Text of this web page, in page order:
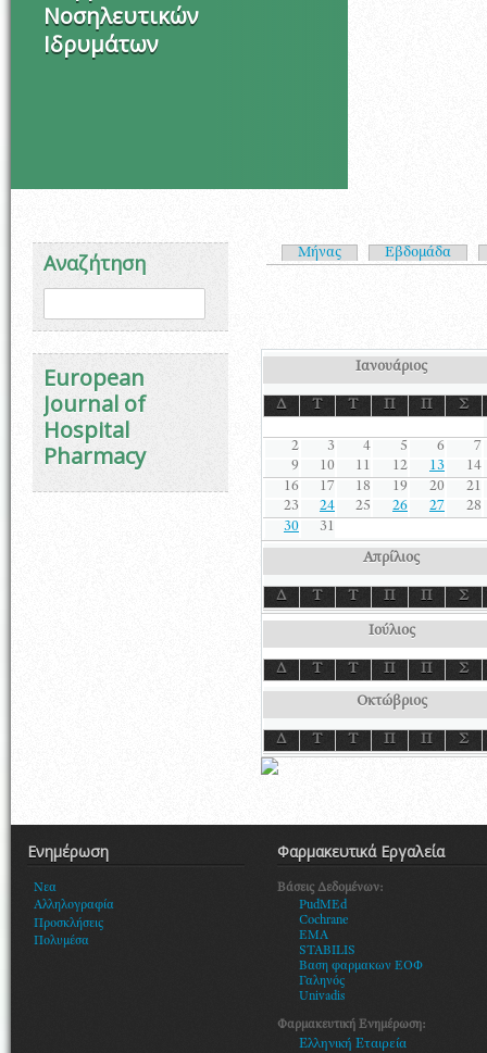
Νοσηλευτικών
Ιδρυμάτων
Αναζήτηση
Φόρμα αναζήτησης
European
Journal of
Hospital
Pharmacy
Πρωτεύουσες
Μήνας Εβδομάδα
Ιανουάριος
Δ Τ Τ Π Π Σ
2 3 4 5 6
7
9
10 11 12 13
14
16
17 18 19 20
21
23
24 25 26 27
28
30
31
Απρίλιος
Δ Τ Τ Π Π Σ
Ιούλιος
Δ Τ Τ Π Π Σ
Οκτώβριος
Δ Τ Τ Π Π Σ
Ενημέρωση
Νεα
Αλληλογραφία
Προσκλήσεις
Πολυμέσα
Φαρμακευτικά Εργαλεία
Βάσεις Δεδομένων:
PudMEd
Cochrane
EMA
STABILIS
Βαση φαρμακων ΕΟΦ
Γαληνός
Univadis
Φαρμακευτική Ενημέρωση:
Ελληνική Εταιρεία